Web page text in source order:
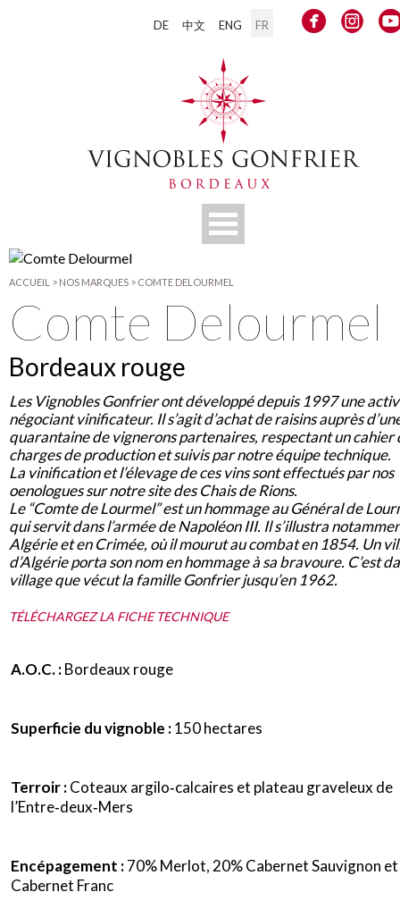
DE 中文 ENG FR
ACCUEIL > NOS MARQUES > COMTE DELOURMEL
Comte Delourmel
Bordeaux rouge
Les Vignobles Gonfrier ont développé depuis 1997 une
négociant vinificateur. Il s’agit d’achat de raisins auprès
quarantaine de vignerons partenaires, respectant un cahier
charges de production et suivis par notre équipe technique.
La vinification et l’élevage de ces vins sont effectués par nos
oenologues sur notre site des Chais de Rions.
Le “Comte de Lourmel” est un hommage au Général de
qui servit dans l’armée de Napoléon III. Il s’illustra
Algérie et en Crimée, où il mourut au combat en 1854. Un
d’Algérie porta son nom en hommage à sa bravoure. C’est
village que vécut la famille Gonfrier jusqu’en 1962.
TÉLÉCHARGEZ LA FICHE TECHNIQUE
A.O.C. :Bordeaux rouge
Superficie du vignoble :150 hectares
Terroir :Coteaux argilo‐calcaires et plateau graveleux de
l’Entre‐deux‐Mers
Encépagement :70% Merlot, 20% Cabernet Sauvignon
Cabernet Franc